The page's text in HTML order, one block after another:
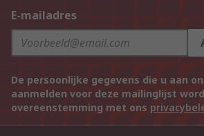
E-mailadres
De persoonlijke gegevens die u aan
aanmelden voor deze mailinglijst
overeenstemming met ons